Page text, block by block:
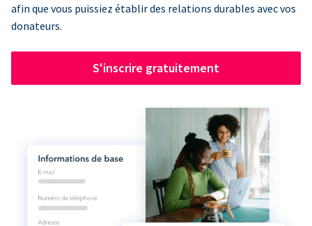
afin que vous puissiez établir des relations durables avec vos
donateurs.
S'inscrire gratuitement